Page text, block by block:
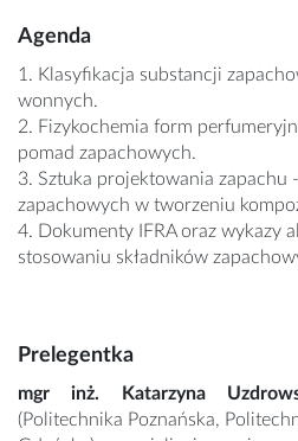
Agenda
1. Klasyfikacja substancji
wonnych.
2. Fizykochemia form
pomad zapachowych.
3. Sztuka projektowania zapachu
zapachowych w tworzeniu
4. Dokumenty IFRA oraz wykazy
stosowaniu składników
Prelegentka
mgr inż. Katarzyna
(Politechnika Poznańska,